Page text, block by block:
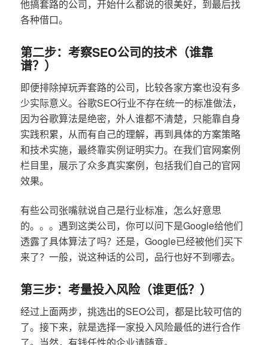
他搞套路的公司，开始什么都说的很美好，到最后找
各种借口。
第二步：考察SEO公司的技术（谁靠
谱？）
即便排除掉玩弄套路的公司，比较各家方案也没有多
少实际意义。谷歌SEO行业不存在统一的标准做法，
因为谷歌算法是绝密，外人谁都不清楚，只能靠自身
实践积累，从而有自己的理解，再到具体的方案策略
和技术实施，最终靠实例证明实力。在我们官网案例
栏目里，展示了众多真实案例，包括我们自己的官网
效果。
有些公司张嘴就说自己是行业标准，怎么好意思
的。。。遇到这类公司，你可以问下是Google给他们
透露了具体算法了吗？还是，Google已经被他们买下
来了？一般，说这种话的公司，品行也好不到哪去。
第三步：考量投入风险（谁更低？）
经过上面两步，挑选出的SEO公司，都是比较可信的
了。接下来，就是选择一家投入风险最低的进行合作